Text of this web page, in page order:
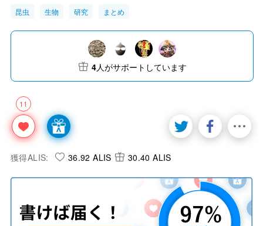
昆虫 生物 研究 まとめ
11
4人がサポートしています
獲得ALIS: 36.92 ALIS 30.40 ALIS